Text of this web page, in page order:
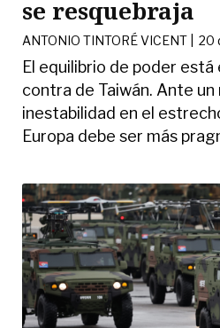
se resquebraja
ANTONIO TINTORÉ VICENT |20
El equilibrio de poder
contra de Taiwán. Ante
inestabilidad en el
Europa debe ser más